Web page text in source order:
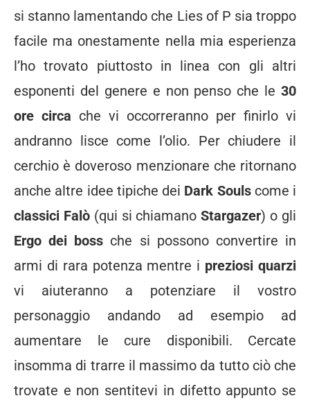
si stanno lamentando che Lies of P sia troppo
facile ma onestamente nella mia esperienza
l’ho trovato piuttosto in linea con gli altri
esponenti del genere e non penso che le 30
ore circa che vi occorreranno per finirlo vi
andranno lisce come l’olio. Per chiudere il
cerchio è doveroso menzionare che ritornano
anche altre idee tipiche dei Dark Soulscome i
classici Falò(qui si chiamanoStargazer) o gli
Ergo dei boss che si possono convertire in
armi di rara potenza mentre i preziosi quarzi
vi aiuteranno a potenziare il vostro
personaggio andando ad esempio ad
aumentare le cure disponibili. Cercate
insomma di trarre il massimo da tutto ciò che
trovate e non sentitevi in difetto appunto se